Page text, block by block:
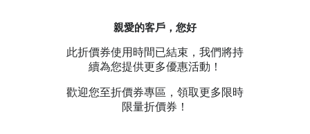
親愛的客戶，您好
此折價券使用時間已結束，我們將持
續為您提供更多優惠活動！
歡迎您至折價券專區，領取更多限時
限量折價券！